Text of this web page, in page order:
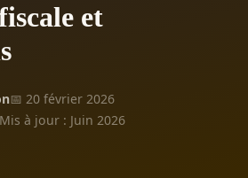
et
📅 20 février 2026
Mis à jour : Juin 2026